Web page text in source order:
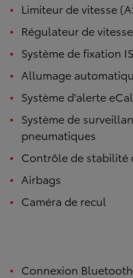
Limiteur de vitesse
Régulateur de vitesse
Système de fixation
Allumage
Système d'alerte
Système de
pneumatiques
Contrôle de stabilité
Airbags
Caméra de recul
Connexion